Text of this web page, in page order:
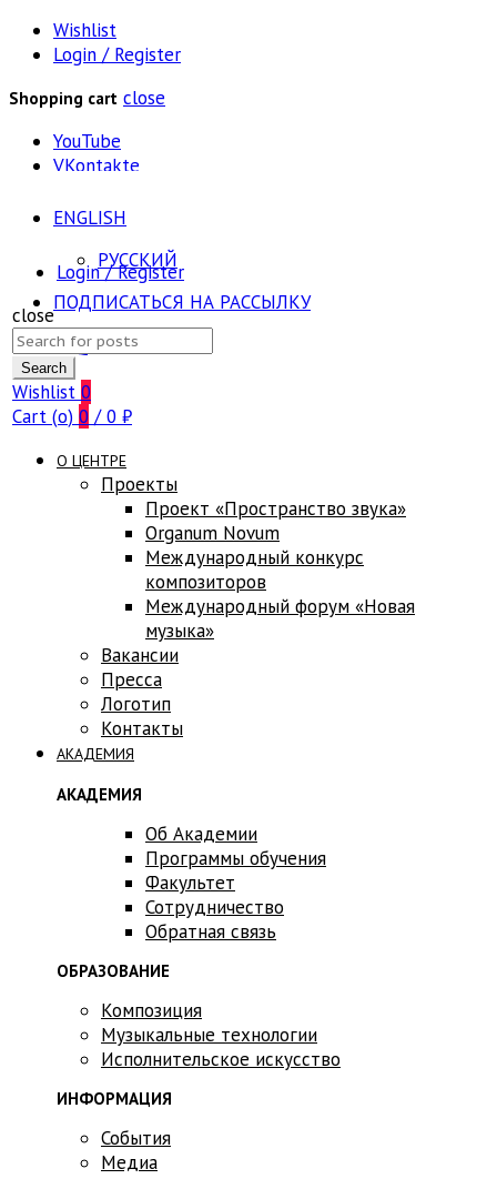
Wishlist
Login / Register
Shopping cart close
YouTube
VKontakte
ENGLISH
РУССКИЙ
ПОДПИСАТЬСЯ НА РАССЫЛКУ
FAQ
Login / Register
close
Search
for:
Search
Wishlist 0
Cart (o) 0 / 0 ₽
О ЦЕНТРЕ
Проекты
Проект «Пространство звука»
Оrganum Novum
Международный конкурс
композиторов
Международный форум «Новая
музыка»
Вакансии
Пресса
Логотип
Контакты
АКАДЕМИЯ
АКАДЕМИЯ
Об Академии
Программы обучения
Факультет
Сотрудничество
Обратная связь
ОБРАЗОВАНИЕ
Композиция
Музыкальные технологии
Исполнительское искусство
ИНФОРМАЦИЯ
События
Медиа